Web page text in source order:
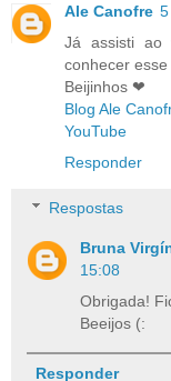
Ale Canofre
Já assisti ao
conhecer
Beijinhos ❤
Blog Ale
YouTube
Responder
Respostas
Bruna
15:08
Obrigada!
Beeijos (:
Responder